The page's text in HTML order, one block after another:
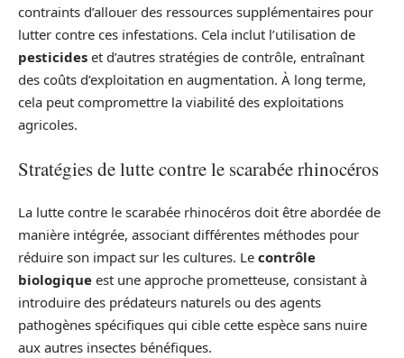
contraints d’allouer des ressources supplémentaires pour
lutter contre ces infestations. Cela inclut l’utilisation de
pesticides et d’autres stratégies de contrôle, entraînant
des coûts d’exploitation en augmentation. À long terme,
cela peut compromettre la viabilité des exploitations
agricoles.
Stratégies de lutte contre le scarabée rhinocéros
La lutte contre le scarabée rhinocéros doit être abordée de
manière intégrée, associant différentes méthodes pour
réduire son impact sur les cultures. Le contrôle
biologique est une approche prometteuse, consistant à
introduire des prédateurs naturels ou des agents
pathogènes spécifiques qui cible cette espèce sans nuire
aux autres insectes bénéfiques.